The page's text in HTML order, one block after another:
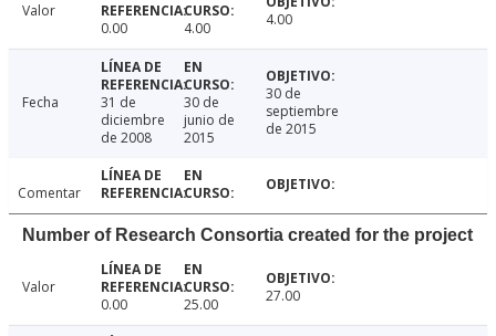
Valor
0.00
4.00 4.00
Fecha
31 de
diciembre
de 2008
30 de
junio de
2015
30 de
septiembre
de 2015
Comentar
Number of Research Consortia created for the project
Valor
0.00
25.00 27.00